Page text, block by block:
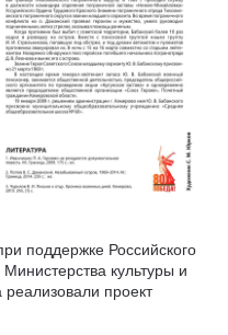
поддержке Российского
культуры и
реализовали проект